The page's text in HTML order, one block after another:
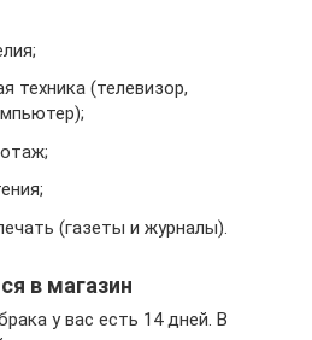
техника (телевизор,
(газеты и журналы).
в магазин
у вас есть 14 дней. В